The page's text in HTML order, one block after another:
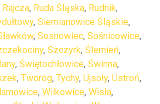
Rajcza, Ruda Śląska, Rudnik,
, Siemianowice Śląskie,
, Sosnowiec, Sośnicowice,
, Szczyrk, Ślemień,
, Świętochłowice, Świnna,
, Tworóg, Tychy, Ujsoły, Ustroń,
, Wilkowice, Wisła,